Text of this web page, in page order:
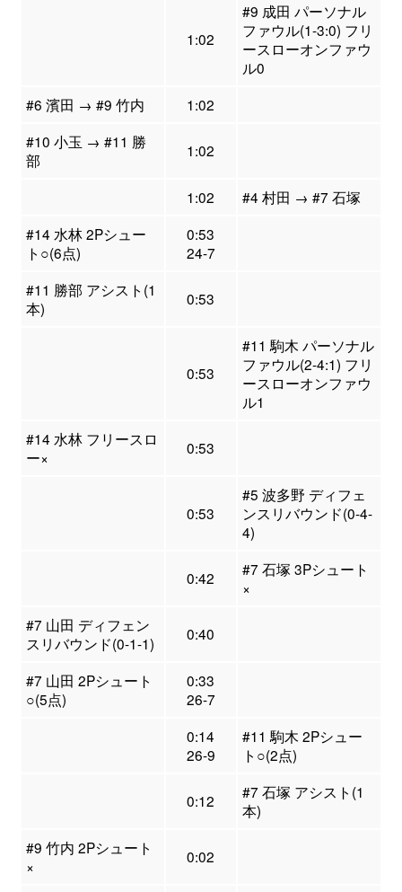
1:02
#9 成田 パーソナル
ファウル(1-3:0) フリ
ースローオンファウ
ル0
#6 濱田 → #9 竹内
1:02
#10 小玉 → #11 勝
部
1:02
1:02
#4 村田 → #7 石塚
#14 水林 2Pシュー
ト○(6点)
0:53
24-7
#11 勝部 アシスト(1
本)
0:53
0:53
#11 駒木 パーソナル
ファウル(2-4:1) フリ
ースローオンファウ
ル1
#14 水林 フリースロ
ー×
0:53
0:53
#5 波多野 ディフェ
ンスリバウンド(0-4-
4)
0:42
#7 石塚 3Pシュート
×
#7 山田 ディフェン
スリバウンド(0-1-1)
0:40
#7 山田 2Pシュート
○(5点)
0:33
26-7
0:14
26-9
#11 駒木 2Pシュー
ト○(2点)
0:12
#7 石塚 アシスト(1
本)
#9 竹内 2Pシュート
×
0:02